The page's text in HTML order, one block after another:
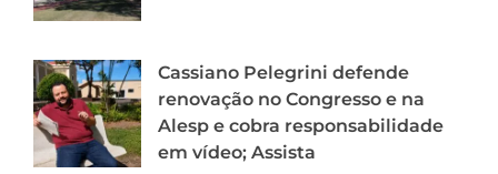
Cassiano Pelegrini defende
renovação no Congresso e na
Alesp e cobra responsabilidade
em vídeo; Assista